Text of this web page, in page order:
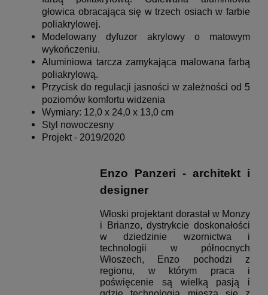
głowica obracająca się w trzech osiach w farbie
poliakrylowej.
Modelowany dyfuzor akrylowy o matowym
wykończeniu.
Aluminiowa tarcza zamykająca malowana farbą
poliakrylową.
Przycisk do regulacji jasności w zależności od 5
poziomów komfortu widzenia
Wymiary: 12,0 x 24,0 x 13,0 cm
Styl nowoczesny
Projekt - 2019/2020
Enzo Panzeri - architekt i
designer
Włoski projektant dorastał w Monzy
i Brianzo, dystrykcie doskonałości
w dziedzinie wzornictwa i
technologii w północnych
Włoszech, Enzo pochodzi z
regionu, w którym praca i
poświęcenie są wielką pasją i